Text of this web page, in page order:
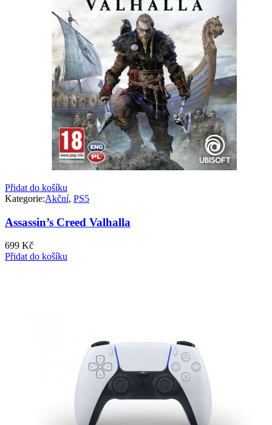
Přidat do košíku
Kategorie:Akční, PS5
Assassin’s Creed Valhalla
699 Kč
Přidat do košíku